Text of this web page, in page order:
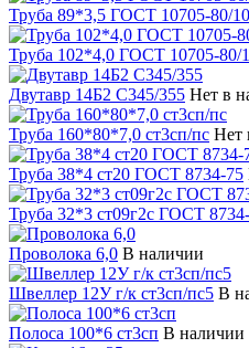
Труба 89*3,5 ГОСТ 10705-80/
Труба 102*4,0 ГОСТ 10705-80/
Двутавр 14Б2 С345/355 Нет в
Труба 160*80*7,0 ст3сп/пс Нет
Труба 38*4 ст20 ГОСТ 8734-75
Труба 32*3 ст09г2с ГОСТ
Проволока 6,0 В наличии
Швеллер 12У г/к ст3сп/пс5 В
Полоса 100*6 ст3сп В наличии